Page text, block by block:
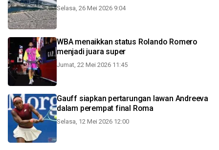
Selasa, 26 Mei 2026 9:04
WBA menaikkan status Rolando Romero
menjadi juara super
Jumat, 22 Mei 2026 11:45
Gauff siapkan pertarungan lawan Andreeva
dalam perempat final Roma
Selasa, 12 Mei 2026 12:00